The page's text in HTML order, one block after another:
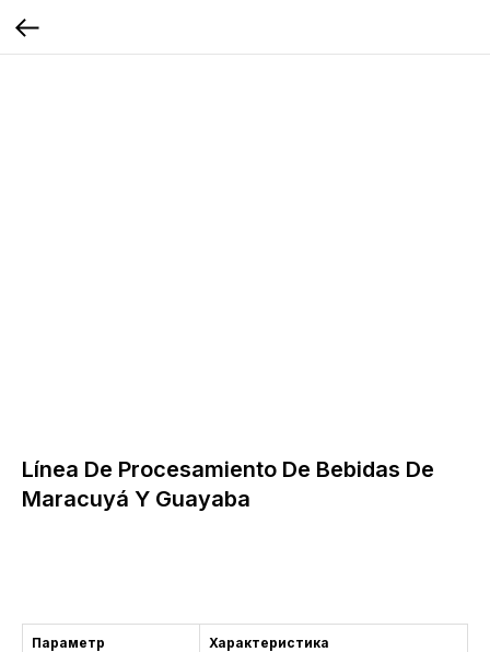
Línea De Procesamiento De Bebidas De
Maracuyá Y Guayaba
Параметр
Характеристика